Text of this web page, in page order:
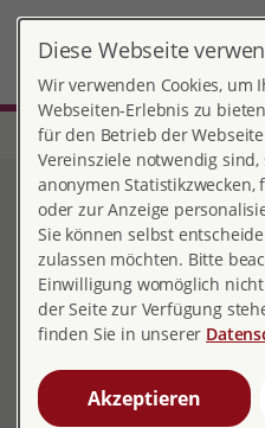
Start Hessen Beratungsstelle
Verein |
Ortsverein Marburg
Vorstand
Inge Hüning, Sophie
Diese Webseite
Wir verwenden Cookies, um
Webseiten-Erlebnis zu
für den Betrieb der
Vereinsziele notwendig
anonymen
oder zur Anzeige
Sie können selbst
zulassen möchten. Bitte
Einwilligung womöglich
der Seite zur Verfügung
finden Sie in unserer
Akzeptieren